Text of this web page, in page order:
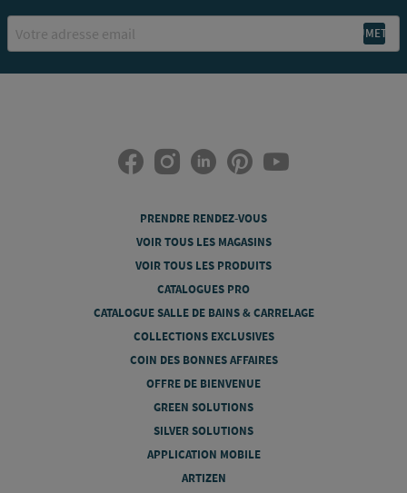
Email
PRENDRE RENDEZ-VOUS
VOIR TOUS LES MAGASINS
VOIR TOUS LES PRODUITS
CATALOGUES PRO
CATALOGUE SALLE DE BAINS & CARRELAGE
COLLECTIONS EXCLUSIVES
COIN DES BONNES AFFAIRES
OFFRE DE BIENVENUE
GREEN SOLUTIONS
SILVER SOLUTIONS
APPLICATION MOBILE
ARTIZEN